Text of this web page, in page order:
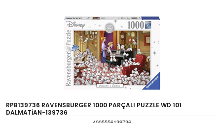
RPB139736 RAVENSBURGER 1000 PARÇALI PUZZLE WD 101
DALMATİAN-139736